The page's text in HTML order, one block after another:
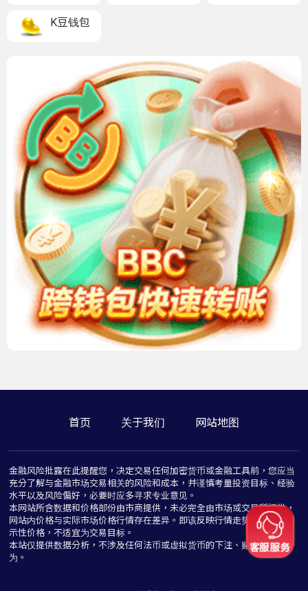
K豆钱包
首页 关于我们 网站地图
金融风险批露在此提醒您，决定交易任何加密货币或金融工具前，您应当
充分了解与金融市场交易相关的风险和成本，并谨慎考量投资目标、经验
水平以及风险偏好，必要时应多寻求专业意见。
本网站所含数据和价格部份由市商提供，未必完全由市场或交易所提供，
网站内价格与实际市场价格行情存在差异。即该反映行情走势价格仅为指
示性价格，不适宜为交易目标。
本站仅提供数据分析，不涉及任何法币或虚拟货币的下注、赌博与推介行
为。